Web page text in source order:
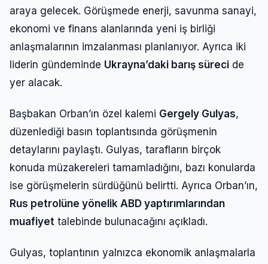
araya gelecek. Görüşmede enerji, savunma sanayi,
ekonomi ve finans alanlarında yeni iş birliği
anlaşmalarının imzalanması planlanıyor. Ayrıca iki
liderin gündeminde Ukrayna’daki barış süreci de
yer alacak.
Başbakan Orban’ın özel kalemi Gergely Gulyas,
düzenlediği basın toplantısında görüşmenin
detaylarını paylaştı. Gulyas, tarafların birçok
konuda müzakereleri tamamladığını, bazı konularda
ise görüşmelerin sürdüğünü belirtti. Ayrıca Orban’ın,
Rus petrolüne yönelik ABD yaptırımlarından
muafiyet talebinde bulunacağını açıkladı.
Gulyas, toplantının yalnızca ekonomik anlaşmalarla